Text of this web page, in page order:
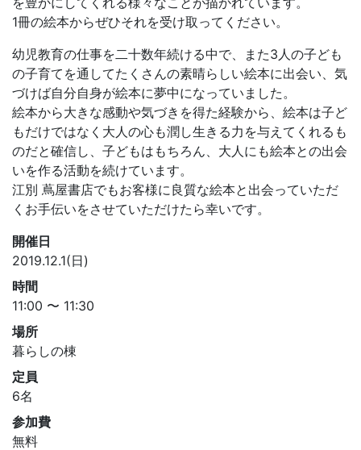
1冊の絵本からぜひそれを受け取ってください。
幼児教育の仕事を二十数年続ける中で、また3人の子ども
の子育てを通してたくさんの素晴らしい絵本に出会い、気
づけば自分自身が絵本に夢中になっていました。
絵本から大きな感動や気づきを得た経験から、絵本は子ど
もだけではなく大人の心も潤し生きる力を与えてくれるも
のだと確信し、子どもはもちろん、大人にも絵本との出会
いを作る活動を続けています。
江別 蔦屋書店でもお客様に良質な絵本と出会っていただ
くお手伝いをさせていただけたら幸いです。
開催日
2019.12.1(日)
時間
11:00 〜 11:30
場所
暮らしの棟
定員
6名
参加費
無料